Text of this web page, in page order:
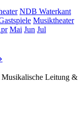
NDB Waterkant
Musiktheater
Mai Jun Jul
Leitung &